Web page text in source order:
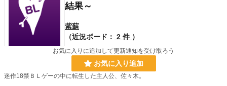
結果～
紫蘇
（近況ボード： 2 件 ）
お気に入りに追加して更新通知を受け取ろう
お気に入り追加
迷作18禁ＢＬゲーの中に転生した主人公、佐々木。